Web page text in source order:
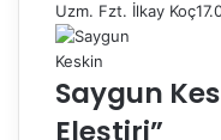
Uzm. Fzt. İlkay Koç
Saygun
Eleştiri”